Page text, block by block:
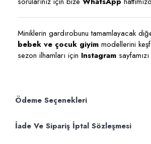
Miniklerin gardırobunu tamamlayacak
bebek ve çocuk giyim modellerini
sezon ilhamları için Instagram
Ödeme Seçenekleri
İade Ve Sipariş İptal Sözleşmesi